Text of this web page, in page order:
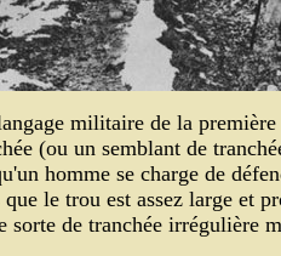
militaire de la
(ou un semblant de
homme se charge de
le trou est assez large et
sorte de tranchée irrégulière